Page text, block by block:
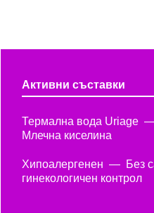
Активни съставки
Термална вода Uriage
Млечна киселина
Хипоалергенен Без
гинекологичен контрол